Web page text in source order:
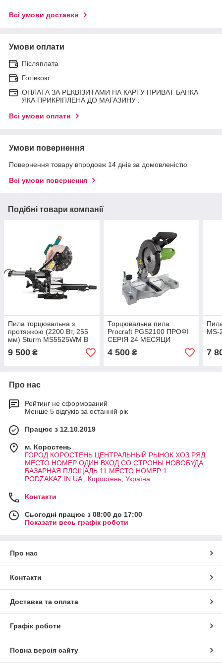
Всі умови доставки
Умови оплати
Післяплата
Готівкою
ОПЛАТА ЗА РЕКВІЗИТАМИ НА КАРТУ ПРИВАТ БАНКА
ЯКА ПРИКРІПЛЕНА ДО МАГАЗИНУ .
Всі умови оплати
Умови повернення
Повернення товару впродовж 14 днів за домовленістю
Всі умови повернення
Подібні товари компанії
Пила торцювальна з
протяжкою (2200 Вт, 255
мм) Sturm MS5525WM В
НАЯВНОСТІ П'ЯТНИЦЯ
ПРИВІЗ ПІД
9 500 ₴
Торцювальна пила
Procraft PGS2100 ПРОФІ
СЕРІЯ 24 МЕСЯЦИ
ГАРАНТІ HLZ
4 500₴
MS-
7
Про нас
Рейтинг не сформований
Менше 5 відгуків за останній рік
Працює з 12.10.2019
м. Коростень
ГОРОД КОРОСТЕНЬ ЦЕНТРАЛЬНЫЙ РЫНОК ХОЗ РЯД
МЕСТО НОМЕР ОДИН ВХОД СО СТРОНЫ НОВОБУДА
БАЗАРНАЯ ПЛОЩАДЬ 11 МЕСТО НОМЕР 1
PODZAKAZ.IN.UA , Коростень, Україна
Контакти
Сьогодні працює з 08:00 до 17:00
Показати весь графік роботи
Про нас
Контакти
Доставка та оплата
Графік роботи
Повна версія сайту